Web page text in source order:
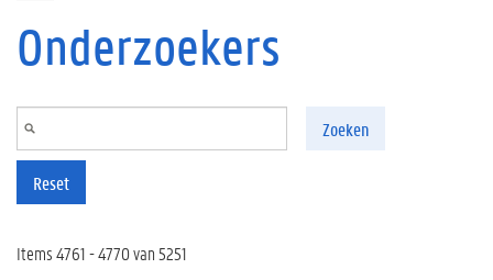
Onderzoekers
Zoeken
Reset
Items 4761 - 4770 van 5251